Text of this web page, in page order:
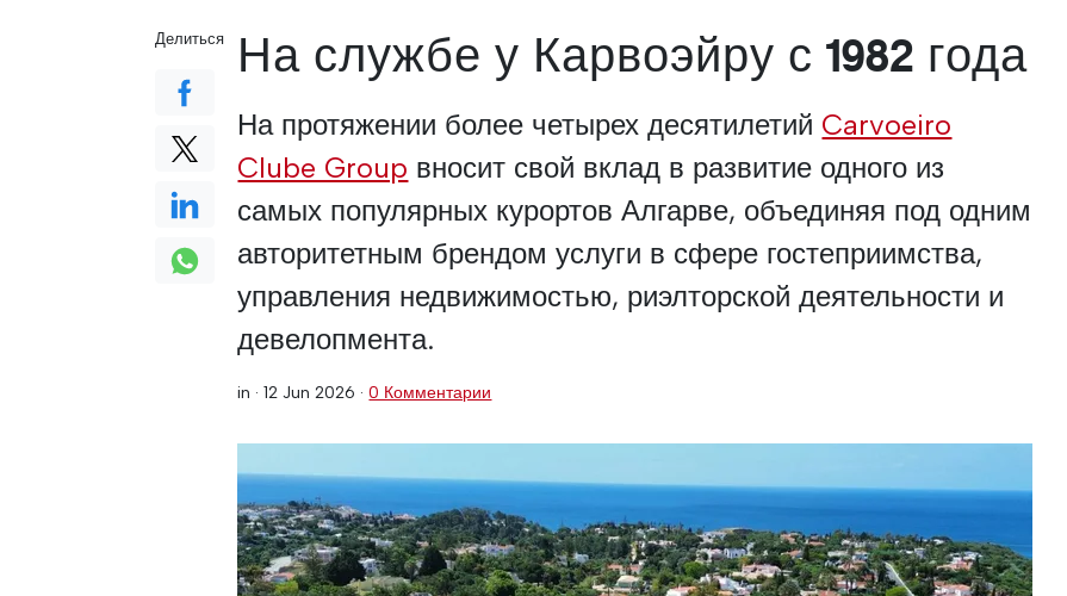
На службе у Карвоэйру с 1982 года
На протяжении более четырех десятилетий Carvoeiro
Clube Group вносит свой вклад в развитие одного из
самых популярных курортов Алгарве, объединяя под одним
авторитетным брендом услуги в сфере гостеприимства,
управления недвижимостью, риэлторской деятельности и
девелопмента.
in ·12 Jun 2026 ·0 Комментарии
Делиться